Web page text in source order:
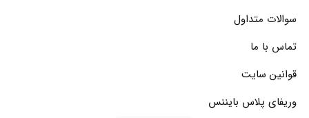
سوالات متداول
تماس با ما
قوانین سایت
وریفای پلاس بایننس